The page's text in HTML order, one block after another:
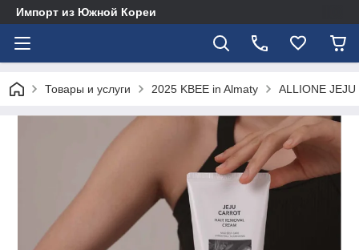
Импорт из Южной Кореи
Товары и услуги 2025 KBEE in Almaty ALLIONE JEJU